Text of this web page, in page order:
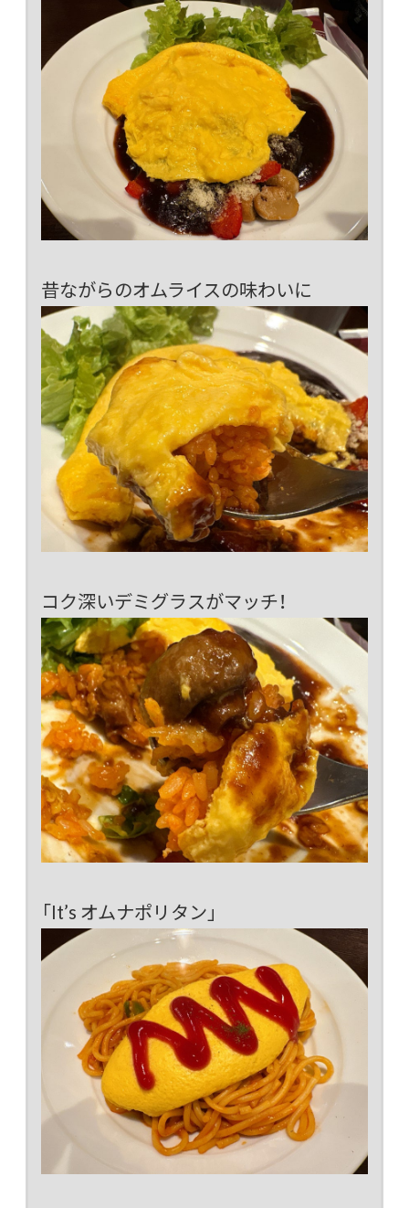
昔ながらのオムライスの味わいに
コク深いデミグラスがマッチ！
「It’s オムナポリタン」